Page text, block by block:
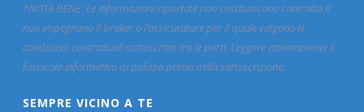
*NOTA BENE: Le informazioni riportate non costituiscono contratto e
non impegnano il broker o l’assicuratore per il quale valgono le
condizioni contrattuali sottoscritte tra le parti. Leggere attentamente il
fascicolo informativo di polizza prima della sottoscrizione.
SEMPRE VICINO A TE